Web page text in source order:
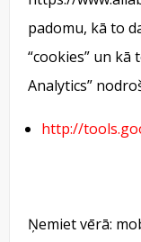
padomu, kā to
“cookies” un kā
Analytics”
http://
Ņemiet vērā: